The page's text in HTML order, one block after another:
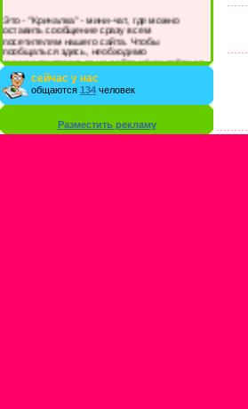
Это - "Кричалка" - мини-чат, где можно
оставить сообщение сразу всем
посетителям нашего сайта. Чтобы
пообщаться здесь, необходимо
зарегистрироваться на сайте и/или войти со
своими логином и паролем.
сейчас у нас
общаются 134 человек
Разместить рекламу